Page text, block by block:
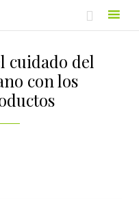

cuidado del
con los